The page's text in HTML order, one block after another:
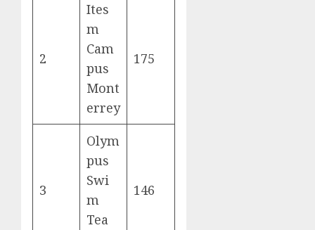
2
Ites
m
Cam
pus
Mont
errey
175
3
Olym
pus
Swi
m
Tea
146